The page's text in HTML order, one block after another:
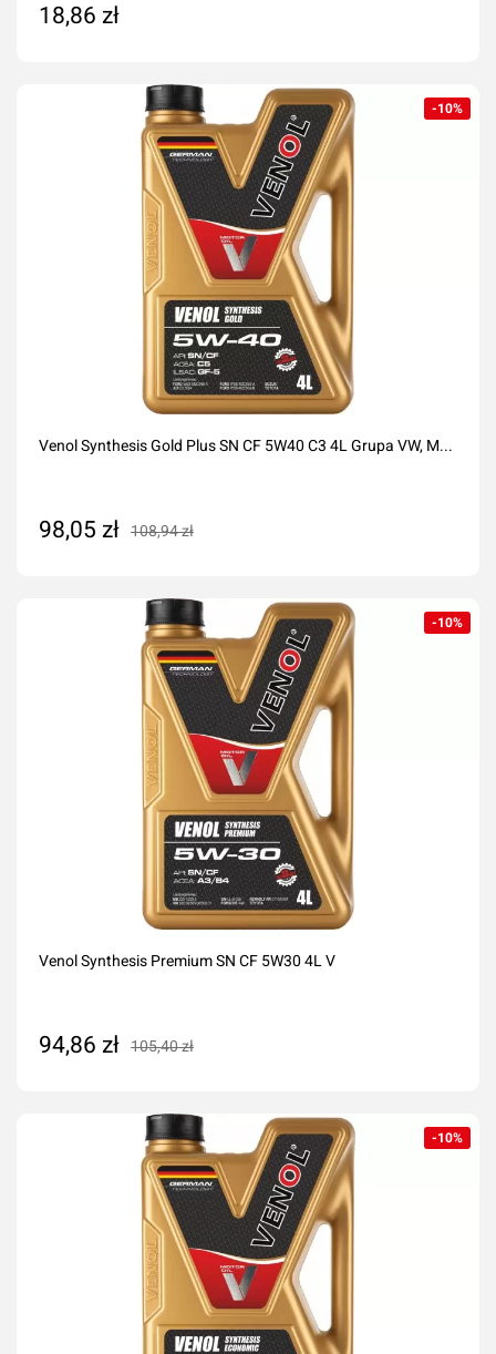
18,86 zł
-10%
Venol Synthesis Gold Plus SN CF 5W40 C3 4L Grupa VW, M...
98,05 zł 108,94 zł
-10%
Venol Synthesis Premium SN CF 5W30 4L V
94,86 zł 105,40 zł
-10%